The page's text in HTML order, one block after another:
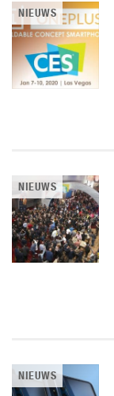
NIEUWS
NIEUWS
NIEUWS